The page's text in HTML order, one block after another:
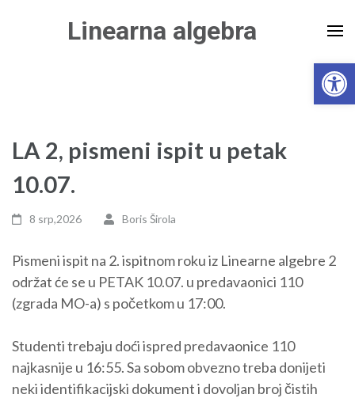
Linearna algebra
LA 2, pismeni ispit u petak
10.07.
8 srp,2026 Boris Širola
Pismeni ispit na 2. ispitnom roku iz Linearne algebre 2
održat će se u PETAK 10.07. u predavaonici 110
(zgrada MO-a) s početkom u 17:00.
Studenti trebaju doći ispred predavaonice 110
najkasnije u 16:55. Sa sobom obvezno treba donijeti
neki identifikacijski dokument i dovoljan broj čistih